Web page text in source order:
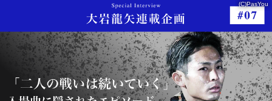
(C)PasYou